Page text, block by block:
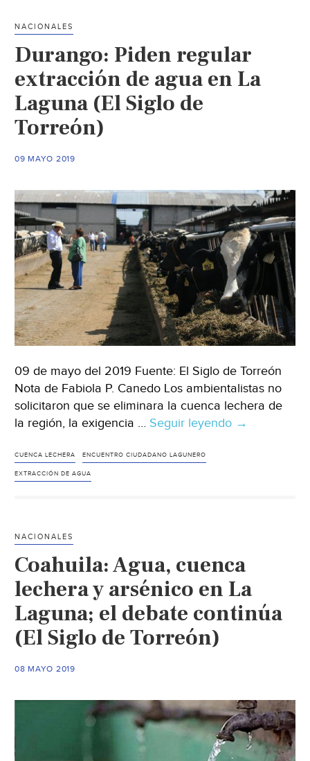
de
agua
(El
NACIONALES
Durango: Piden regular
extracción de agua en La
Laguna (El Siglo de
Torreón)
09 MAYO 2019
09 de mayo del 2019 Fuente: El Siglo de Torreón
Nota de Fabiola P. Canedo Los ambientalistas no
solicitaron que se eliminara la cuenca lechera de
la región, la exigencia … Seguir leyendo Durango:
Laguna
Siglo
de
→
CUENCA LECHERA ENCUENTRO CIUDADANO LAGUNERO
EXTRACCIÓN DE AGUA
NACIONALES
Coahuila: Agua, cuenca
lechera y arsénico en La
Laguna; el debate continúa
(El Siglo de Torreón)
08 MAYO 2019